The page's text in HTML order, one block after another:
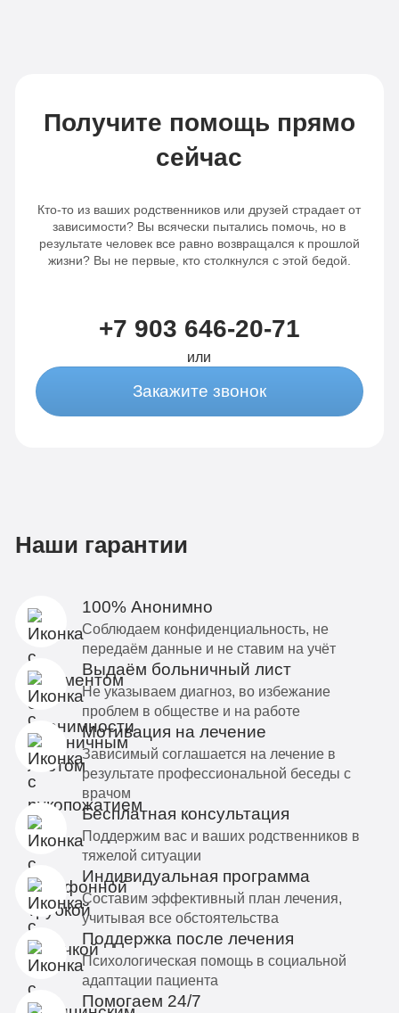
Получите помощь прямо
сейчас
Кто-то из ваших родственников или друзей страдает от
зависимости? Вы всячески пытались помочь, но в
результате человек все равно возвращался к прошлой
жизни? Вы не первые, кто столкнулся с этой бедой.
+7 903 646-20-71
или
Закажите звонок
Наши гарантии
100% Анонимно
Соблюдаем конфиденциальность, не
передаём данные и не ставим на учёт
Выдаём больничный лист
Не указываем диагноз, во избежание
проблем в обществе и на работе
Мотивация на лечение
Зависимый соглашается на лечение в
результате профессиональной беседы с
врачом
Бесплатная консультация
Поддержим вас и ваших родственников в
тяжелой ситуации
Индивидуальная программа
Составим эффективный план лечения,
учитывая все обстоятельства
Поддержка после лечения
Психологическая помощь в социальной
адаптации пациента
Помогаем 24/7